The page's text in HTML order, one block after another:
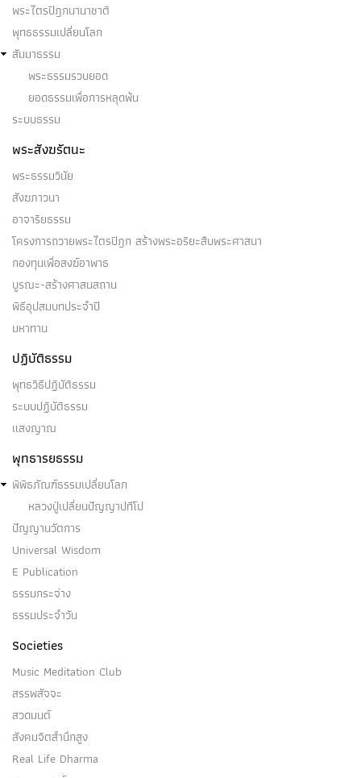
พระไตรปิฎกนานาชาติ
พุทธธรรมเปลี่ยนโลก
สัมมาธรรม
พระธรรมรวบยอด
ยอดธรรมเพื่อการหลุดพ้น
ระบบธรรม
พระสังฆรัตนะ
พระธรรมวินัย
สังฆภาวนา
อาจาริยธรรม
โครงการถวายพระไตรปิฎก สร้างพระอริยะสืบพระศาสนา
กองทุนเพื่อสงฆ์อาพาธ
บูรณะ-สร้างศาสนสถาน
พิธีอุปสมบทประจำปี
มหาทาน
ปฏิบัติธรรม
พุทธวิธีปฏิบัติธรรม
ระบบปฏิบัติธรรม
แสงญาณ
พุทธารยธรรม
พิพิธภัณฑ์ธรรมเปลี่ยนโลก
หลวงปู่เปลี่ยนปัญญาปทีโป
ปัญญานวัตการ
Universal Wisdom
E Publication
ธรรมกระจ่าง
ธรรมประจำวัน
Societies
Music Meditation Club
สรรพสัจจะ
สวดมนต์
สังคมจิตสำนึกสูง
Real Life Dharma